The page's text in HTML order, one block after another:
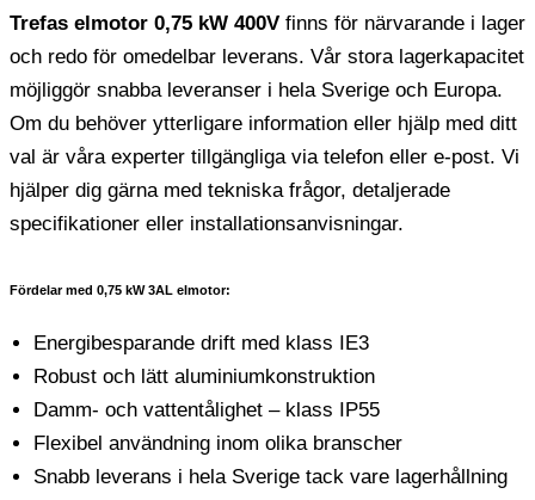
Trefas elmotor 0,75 kW 400V finns för närvarande i lager
och redo för omedelbar leverans. Vår stora lagerkapacitet
möjliggör snabba leveranser i hela Sverige och Europa.
Om du behöver ytterligare information eller hjälp med ditt
val är våra experter tillgängliga via telefon eller e-post. Vi
hjälper dig gärna med tekniska frågor, detaljerade
specifikationer eller installationsanvisningar.
Fördelar med 0,75 kW 3AL elmotor:
Energibesparande drift med klass IE3
Robust och lätt aluminiumkonstruktion
Damm- och vattentålighet – klass IP55
Flexibel användning inom olika branscher
Snabb leverans i hela Sverige tack vare lagerhållning